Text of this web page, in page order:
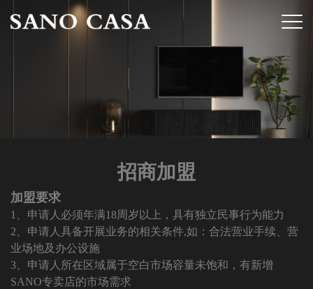
招商加盟
加盟要求
1、申请人必须年满18周岁以上，具有独立民事行为能力
2、申请人具备开展业务的相关条件,如：合法营业手续、营
业场地及办公设施
3、申请人所在区域属于空白市场容量未饱和，有新增
SANO专卖店的市场需求